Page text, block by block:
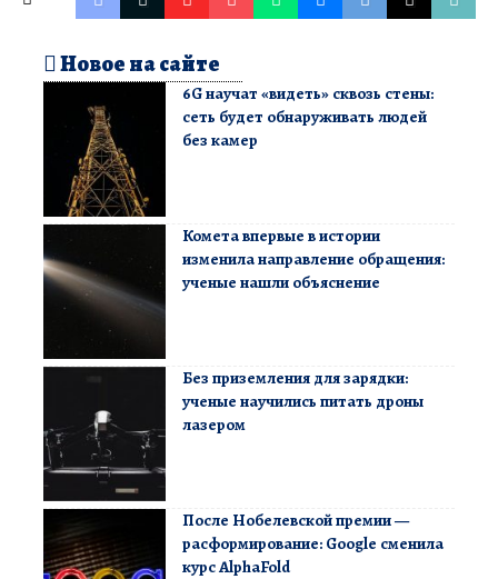
Новое на сайте
6G научат «видеть» сквозь стены:
сеть будет обнаруживать людей
без камер
Комета впервые в истории
изменила направление обращения:
ученые нашли объяснение
Без приземления для зарядки:
ученые научились питать дроны
лазером
После Нобелевской премии —
расформирование: Google сменила
курс AlphaFold